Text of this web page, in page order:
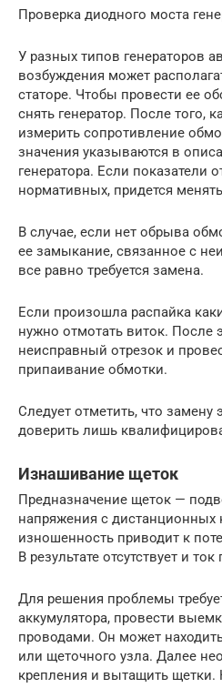
Проверка диодного моста
У разных типов генераторов
возбуждения может
статоре. Чтобы провести ее
снять генератор. После того,
измерить сопротивление
значения указываются в
генератора. Если показатели
нормативных, придется
В случае, если нет обрыва
ее замыкание, связанное с
все равно требуется замена.
Если произошла распайка
нужно отмотать виток. После
неисправный отрезок и
припаивание обмотки.
Следует отметить, что замену
доверить лишь
Изнашивание щеток
Предназначение щеток —
напряжения с дистанционных
изношенность приводит к
В результате отсутствует и
Для решения проблемы
аккумулятора, провести
проводами. Он может
или щеточного узла. Далее
крепления и вытащить щетки.